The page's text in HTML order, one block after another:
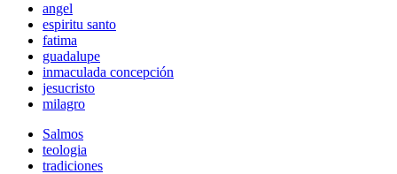
angel
espiritu santo
fatima
guadalupe
inmaculada concepción
jesucristo
milagro
Salmos
teologia
tradiciones